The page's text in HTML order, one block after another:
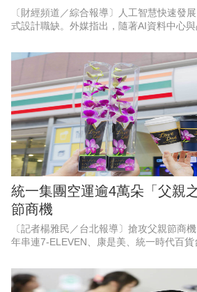
〔財經頻道／綜合報導〕人工智慧快速發
式設計職缺。外媒指出，隨著AI資料中心與
以目前職缺成長最快的3個
統一集團空運逾4萬朵「父親
節商機
〔記者楊雅民／台北報導〕搶攻父親節商
年串連7-ELEVEN、康是美、統一時代百貨
牌，空